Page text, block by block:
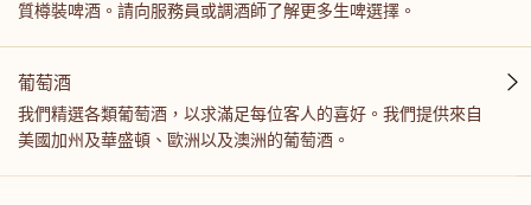
質樽裝啤酒。請向服務員或調酒師了解更多生啤選擇。
葡萄酒
我們精選各類葡萄酒，以求滿足每位客人的喜好。我們提供來自
美國加州及華盛頓、歐洲以及澳洲的葡萄酒。